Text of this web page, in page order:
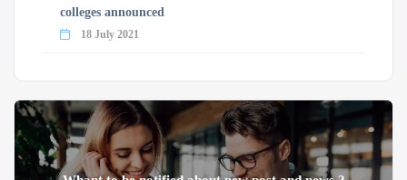
colleges announced
18 July 2021